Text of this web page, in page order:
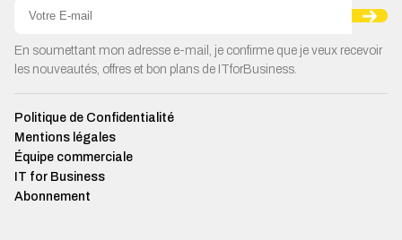
En soumettant mon adresse e-mail, je confirme que je veux recevoir
les nouveautés, offres et bon plans de ITforBusiness.
Politique de Confidentialité
Mentions légales
Équipe commerciale
IT for Business
Abonnement